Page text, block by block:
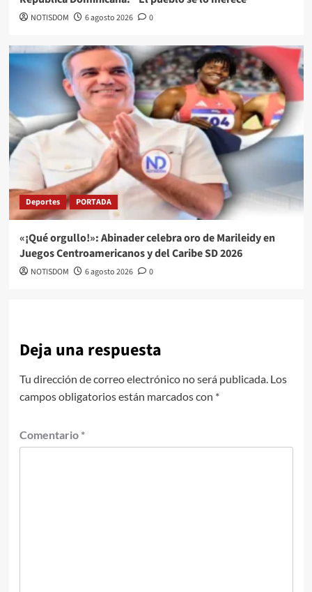
NOTISDOM 6 agosto 2026 0
Deportes PORTADA
«¡Qué orgullo!»: Abinader celebra oro de Marileidy en
Juegos Centroamericanos y del Caribe SD 2026
NOTISDOM 6 agosto 2026 0
Deja una respuesta
Tu dirección de correo electrónico no será publicada. Los
campos obligatorios están marcados con *
Comentario *